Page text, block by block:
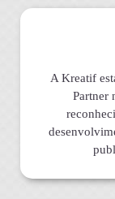
A Kreatif
Partner